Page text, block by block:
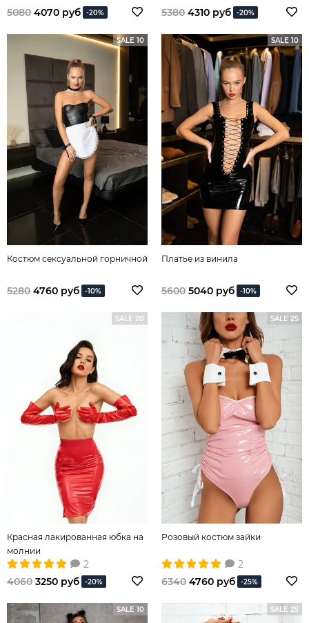
5080 4070 руб -20% 5380 4310 руб -20%
SALE 10
Костюм сексуальной горничной
5280 4760 руб -10%
SALE 10
Платье из винила
5600 5040 руб -10%
SALE 20
Красная лакированная юбка на
молнии
2
4060 3250 руб -20%
SALE 25
Розовый костюм зайки
2
6340 4760 руб -25%
SALE 10 SALE 25